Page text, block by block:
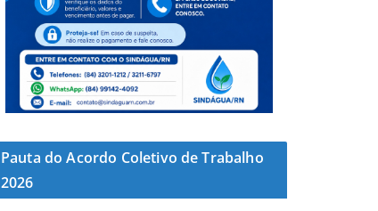
Pauta do Acordo Coletivo de Trabalho
2026